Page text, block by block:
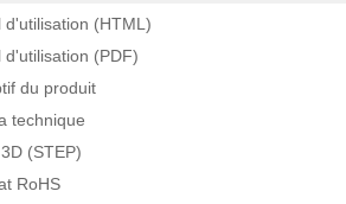
d'utilisation (HTML)
d'utilisation (PDF)
du produit
technique
(STEP)
RoHS